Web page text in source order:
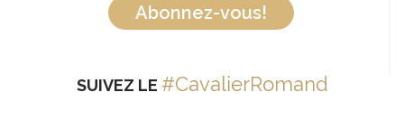
Abonnez-vous!
SUIVEZ LE #CavalierRomand